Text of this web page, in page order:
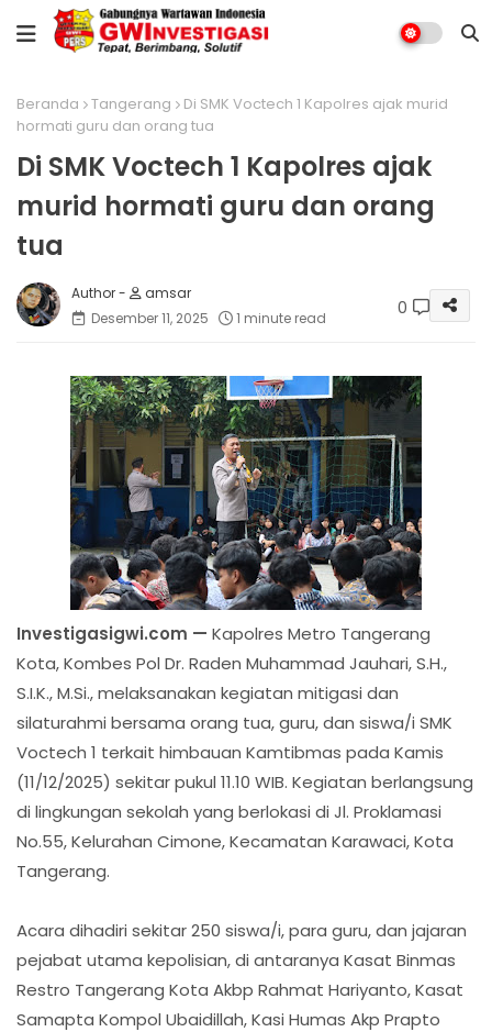
Beranda Tangerang
Di SMK Voctech 1 Kapolres ajak murid
hormati guru dan orang tua
Di SMK Voctech 1 Kapolres ajak
murid hormati guru dan orang
tua
amsar
Desember 11, 2025
1 minute read 0
Investigasigwi.com — Kapolres Metro Tangerang
Kota, Kombes Pol Dr. Raden Muhammad Jauhari, S.H.,
S.I.K., M.Si., melaksanakan kegiatan mitigasi dan
silaturahmi bersama orang tua, guru, dan siswa/i SMK
Voctech 1 terkait himbauan Kamtibmas pada Kamis
(11/12/2025) sekitar pukul 11.10 WIB. Kegiatan berlangsung
di lingkungan sekolah yang berlokasi di Jl. Proklamasi
No.55, Kelurahan Cimone, Kecamatan Karawaci, Kota
Tangerang.
Acara dihadiri sekitar 250 siswa/i, para guru, dan jajaran
pejabat utama kepolisian, di antaranya Kasat Binmas
Restro Tangerang Kota Akbp Rahmat Hariyanto, Kasat
Samapta Kompol Ubaidillah, Kasi Humas Akp Prapto